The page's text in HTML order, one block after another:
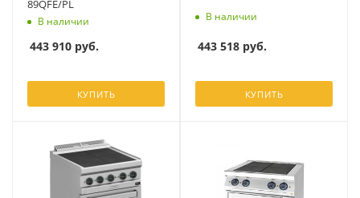
89QFE/PL
В наличии
443 910 руб.
КУПИТЬ
В наличии
443 518 руб.
КУПИТЬ